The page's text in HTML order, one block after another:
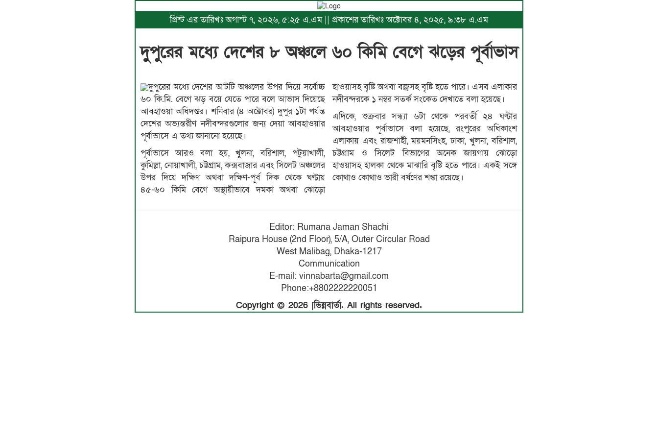
প্রিন্ট এর তারিখঃ অগাস্ট ৭, ২০২৬, ৫:২৫ এ.এম || প্রকাশের তারিখঃ অক্টোবর ৪, ২০২৫, ৯:৩৮ এ.এম
দুুপুরের মধ্যে দেশের ৮ অঞ্চলে ৬০ কিমি বেগে ঝড়ের পূর্বাভাস
দুপুরের মধ্যে দেশের আটটি অঞ্চলের উপর দিয়ে সর্বোচ্চ
৬০ কি.মি. বেগে ঝড় বয়ে যেতে পারে বলে আভাস দিয়েছে
আবহাওয়া অধিদপ্তর। শনিবার (৪ অক্টোবর) দুপুর ১টা পর্যন্ত
দেশের অভ্যন্তরীণ নদীবন্দরগুলোর জন্য দেয়া আবহাওয়ার
পূর্বাভাসে এ তথ্য জানানো হয়েছে।
পূর্বাভাসে আরও বলা হয়, খুলনা, বরিশাল, পটুয়াখালী,
কুমিল্লা, নোয়াখালী, চট্টগ্রাম, কক্সবাজার এবং সিলেট অঞ্চলের
উপর দিয়ে দক্ষিণ অথবা দক্ষিণ-পূর্ব দিক থেকে ঘণ্টায়
৪৫-৬০ কিমি বেগে অস্থায়ীভাবে দমকা অথবা ঝোড়ো
হাওয়াসহ বৃষ্টি অথবা বজ্রসহ বৃষ্টি হতে পারে। এসব এলাকার
নদীবন্দরকে ১ নম্বর সতর্ক সংকেত দেখাতে বলা হয়েছে।
এদিকে, শুক্রবার সন্ধ্যা ৬টা থেকে পরবর্তী ২৪ ঘণ্টার
আবহাওয়ার পূর্বাভাসে বলা হয়েছে, রংপুরের অধিকাংশ
এলাকায় এবং রাজশাহী, ময়মনসিংহ, ঢাকা, খুলনা, বরিশাল,
চট্টগ্রাম ও সিলেট বিভাগের অনেক জায়গায় ঝোড়ো
হাওয়াসহ হালকা থেকে মাঝারি বৃষ্টি হতে পারে। একই সঙ্গে
কোথাও কোথাও ভারী বর্ষণের শঙ্কা রয়েছে।
Editor: Rumana Jaman Shachi
Raipura House (2nd Floor), 5/A, Outer Circular Road
West Malibag, Dhaka-1217
Communication
E-mail: vinnabarta@gmail.com
Phone:+8802222220051
Copyright © 2026 |ভিন্নবার্তা. All rights reserved.